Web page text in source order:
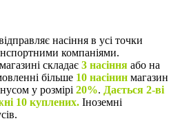
насіння в усі точки
компаніями.
складає 3 насіння або на
більше 10 насінин магазин
у розмірі 20%. Дається 2-ві
10 куплених. Іноземні